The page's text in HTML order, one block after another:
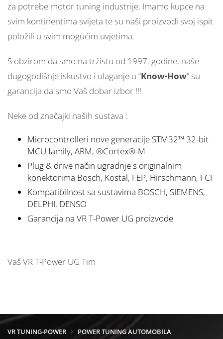
za potrebe motor tuning industrije. Imamo kupce na
svim kontinentima svijeta te su naši proizvodi svoj ispit
položili u svim mogućim uvjetima.
S obzirom da smo na tržistu od 1997. godine, naše
dugogodišnje iskustvo i ulaganje u “Know-How” su
garancija da smo Vaš dobar izbor !!!
Neke od značajki naših sustava :
Microcontrolleri nove generacije STM32™ 32-bit
MCU family, ARM, ®Cortex®-M
Plug & drive način ugradnje s originalnim
konektorima Bosch, Kostal, FEP, Hirschmann, FCI
Kompatibilnost sa sustavima BOSCH, SIEMENS,
DELPHI, DENSO
Garancija na VR T-Power UG proizvode
Vaš VR T-Power UG Tim
VR TUNING-POWER POWER TUNING AUTOMOBILA